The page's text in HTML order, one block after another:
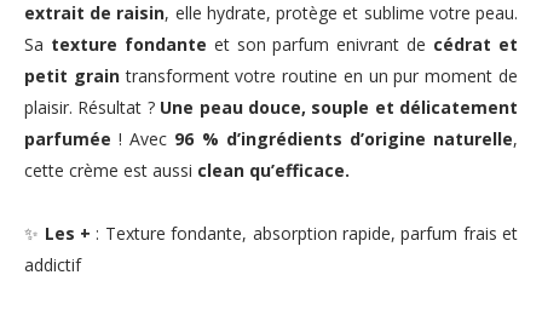
extrait de raisin, elle hydrate, protège et sublime votre peau.
Sa texture fondante et son parfum enivrant de cédrat et
petit graintransforment votre routine en un pur moment de
plaisir. Résultat ? Une peau douce, souple et délicatement
parfumée ! Avec 96 % d’ingrédients d’origine naturelle,
cette crème est aussi clean qu’efficace.
✨ Les + : Texture fondante, absorption rapide, parfum frais et
addictif